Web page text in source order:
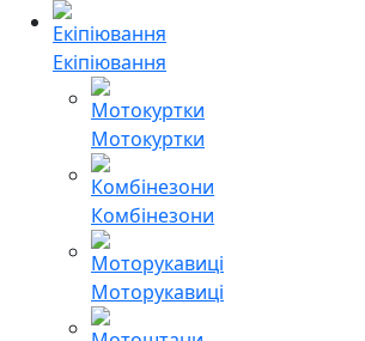
Екіпіювання
Мотокуртки
Комбінезони
Моторукавиці